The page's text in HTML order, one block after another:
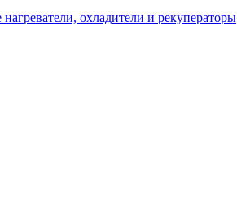
охладители и рекуператоры